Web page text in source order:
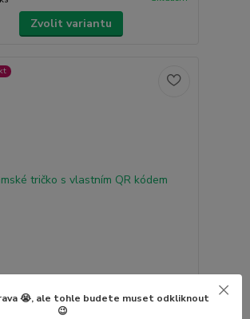
Zvolit variantu
s vlastním QR kódem
😭, ale tohle budete muset odkliknout
😉